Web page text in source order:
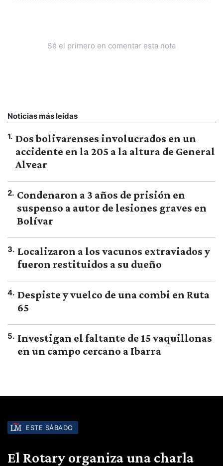
Sé el primero en comentar esta nota
Noticias más leídas
1. Dos bolivarenses involucrados en un
accidente en la 205 a la altura de General
Alvear
2. Condenaron a 3 años de prisión en
suspenso a autor de lesiones graves en
Bolívar
3. Localizaron a los vacunos extraviados y
fueron restituidos a su dueño
4. Despiste y vuelco de una combi en Ruta
65
5. Investigan el faltante de 15 vaquillonas
en un campo cercano a Ibarra
ESTE SÁBADO
El Rotary organiza una charla